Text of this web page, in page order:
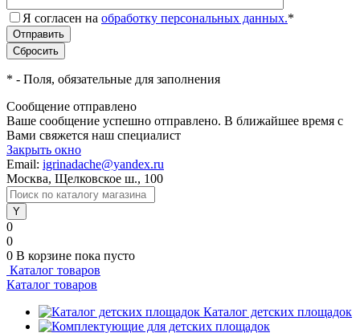
Я согласен на обработку персональных данных.*
* - Поля, обязательные для заполнения
Сообщение отправлено
Ваше сообщение успешно отправлено. В ближайшее время с
Вами свяжется наш специалист
Закрыть окно
Email: igrinadache@yandex.ru
Москва, Щелковское ш., 100
0
0
0 В корзине пока пусто
Каталог товаров
Каталог товаров
Каталог детских площадок